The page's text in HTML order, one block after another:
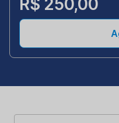
R$ 250,00